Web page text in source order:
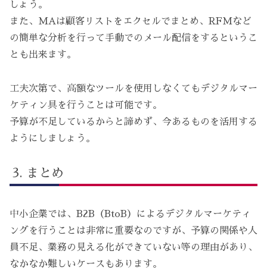
しょう。
また、MAは顧客リストをエクセルでまとめ、RFMなど
の簡単な分析を行って手動でのメール配信をするというこ
とも出来ます。
工夫次第で、高額なツールを使用しなくてもデジタルマー
ケティン具を行うことは可能です。
予算が不足しているからと諦めず、今あるものを活用する
ようにしましょう。
まとめ
中小企業では、B2B（BtoB）によるデジタルマーケティ
ングを行うことは非常に重要なのですが、予算の関係や人
員不足、業務の見える化ができていない等の理由があり、
なかなか難しいケースもあります。